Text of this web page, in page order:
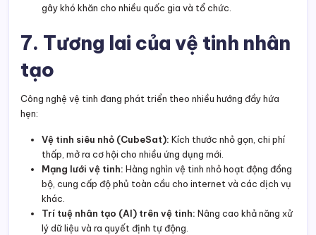
gây khó khăn cho nhiều quốc gia và tổ chức.
7. Tương lai của vệ tinh nhân
tạo
Công nghệ vệ tinh đang phát triển theo nhiều hướng đầy hứa
hẹn:
Vệ tinh siêu nhỏ (CubeSat): Kích thước nhỏ gọn, chi phí
thấp, mở ra cơ hội cho nhiều ứng dụng mới.
Mạng lưới vệ tinh: Hàng nghìn vệ tinh nhỏ hoạt động đồng
bộ, cung cấp độ phủ toàn cầu cho internet và các dịch vụ
khác.
Trí tuệ nhân tạo (AI) trên vệ tinh: Nâng cao khả năng xử
lý dữ liệu và ra quyết định tự động.